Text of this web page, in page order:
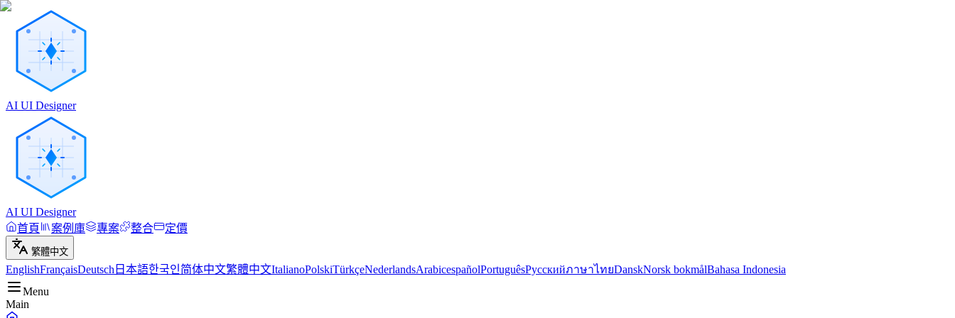
AI UI Designer
AI UI Designer
首頁
案例庫 專案 整合 定價
繁體中文
EnglishFrançaisDeutsch 日本語한국인简体中文繁體中文ItalianoPolskiTürkçeNederlandsArabicespañolPortuguêsРусскийภาษาไทยDanskNorsk bokmålBahasa Indonesia
Menu
Main